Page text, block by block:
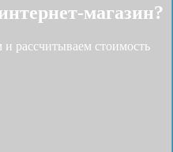
магазин?
и рассчитываем стоимость